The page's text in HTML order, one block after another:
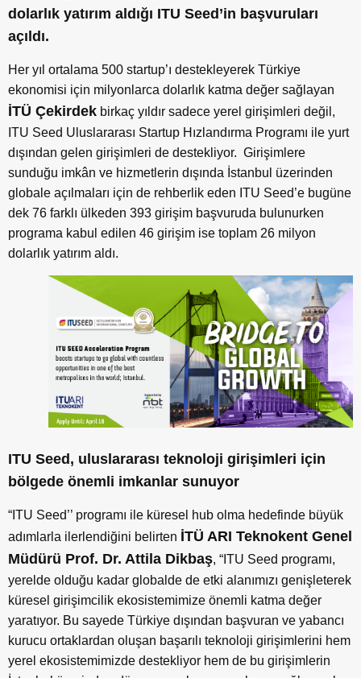
dolarlık yatırım aldığı ITU Seed’in başvuruları
açıldı.
Her yıl ortalama 500 startup’ı destekleyerek Türkiye
ekonomisi için milyonlarca dolarlık katma değer sağlayan
İTÜ Çekirdek birkaç yıldır sadece yerel girişimleri değil,
ITU Seed Uluslararası Startup Hızlandırma Programı ile yurt
dışından gelen girişimleri de destekliyor. Girişimlere
sunduğu imkân ve hizmetlerin dışında İstanbul üzerinden
globale açılmaları için de rehberlik eden ITU Seed’e bugüne
dek 76 farklı ülkeden 393 girişim başvuruda bulunurken
programa kabul edilen 46 girişim ise toplam 26 milyon
dolarlık yatırım aldı.
ITU Seed, uluslararası teknoloji girişimleri için
bölgede önemli imkanlar sunuyor
“ITU Seed’’ programı ile küresel hub olma hedefinde büyük
adımlarla ilerlendiğini belirten İTÜ ARI Teknokent Genel
Müdürü Prof. Dr. Attila Dikbaş, “ITU Seed programı,
yerelde olduğu kadar globalde de etki alanımızı genişleterek
küresel girişimcilik ekosistemimize önemli katma değer
yaratıyor. Bu sayede Türkiye dışından başvuran ve yabancı
kurucu ortaklardan oluşan başarılı teknoloji girişimlerini hem
yerel ekosistemimizde destekliyor hem de bu girişimlerin